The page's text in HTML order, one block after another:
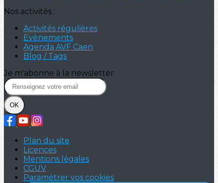
Nos activités :
Activités régulières
Evènements
Agenda AVF Caen
Blog / Tags
Je m'abonne à la newsletter
OK
Plan du site
Licences
Mentions légales
CGUV
Paramétrer vos cookies